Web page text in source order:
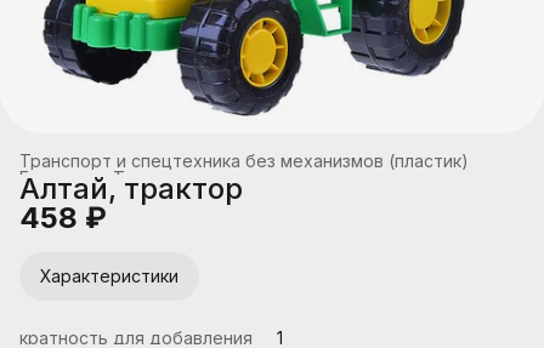
Транспорт и спецтехника без механизмов (пластик)
Транспорт
Главная ›
Алтай, трактор
458 ₽
Характеристики
кратность для добавления
1